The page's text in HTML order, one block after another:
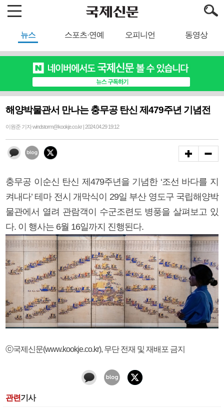
뉴스 스포츠·연예 오피니언 동영상
해양박물관서 만나는 충무공 탄신 제479주년 기념전
이원준 기자 windstorm@kookje.co.kr | 2024.04.29 19:12
충무공 이순신 탄신 제479주년을 기념한 ‘조선 바다를 지
켜내다’ 테마 전시 개막식이 29일 부산 영도구 국립해양박
물관에서 열려 관람객이 수군조련도 병풍을 살펴보고 있
다. 이 행사는 6월 16일까지 진행된다.
ⓒ국제신문(www.kookje.co.kr), 무단 전재 및 재배포 금지
관련기사